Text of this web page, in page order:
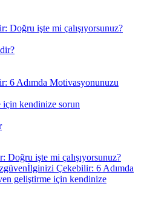
Doğru işte mi çalışıyorsunuz?
6 Adımda Motivasyonunuzu
kendinize sorun
Doğru işte mi çalışıyorsunuz?
İlginizi Çekebilir: 6 Adımda
geliştirme için kendinize